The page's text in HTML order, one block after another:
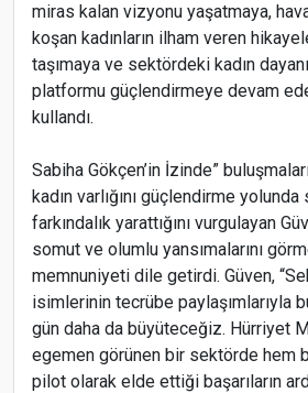
miras kalan vizyonu yaşatmaya,
koşan kadınların ilham veren
taşımaya ve sektördeki kadın
platformu güçlendirmeye devam
kullandı.
Sabiha Gökçen’in İzinde”
kadın varlığını güçlendirme
farkındalık yarattığını vurgulayan
somut ve olumlu yansımalarını
memnuniyeti dile getirdi. Güven,
isimlerinin tecrübe paylaşımlarıyla
gün daha da büyüteceğiz. Hürriyet
egemen görünen bir sektörde hem
pilot olarak elde ettiği başarıların